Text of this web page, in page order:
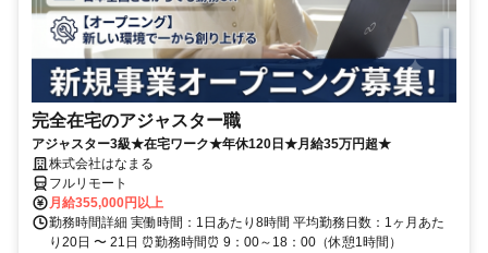
完全在宅のアジャスター職
アジャスター3級★在宅ワーク★年休120日★月給35万円超★
株式会社はなまる
フルリモート
月給355,000円以上
勤務時間詳細 実働時間：1日あたり8時間 平均勤務日数：1ヶ月あた
り20日 〜 21日 ⏰勤務時間⏰ 9：00～18：00（休憩1時間）